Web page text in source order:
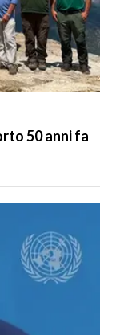
50 anni fa